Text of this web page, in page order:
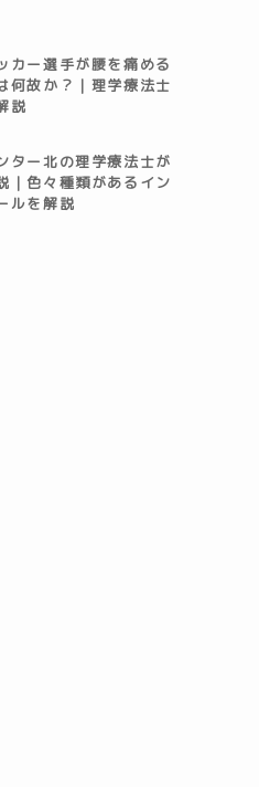
カー選手が腰を痛める
何故か？｜理学療法士
説
ター北の理学療法士が
｜色々種類があるイン
ルを解説